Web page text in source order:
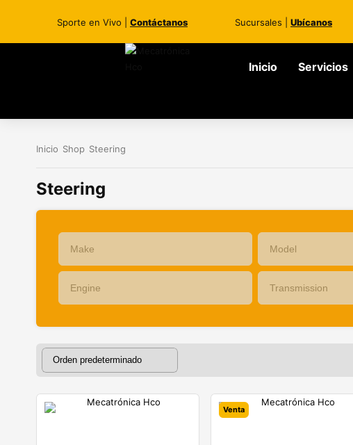
Sporte en Vivo | Contáctanos Sucursales | Ubícanos
Inicio Servicios
Inicio Shop Steering
Steering
Venta